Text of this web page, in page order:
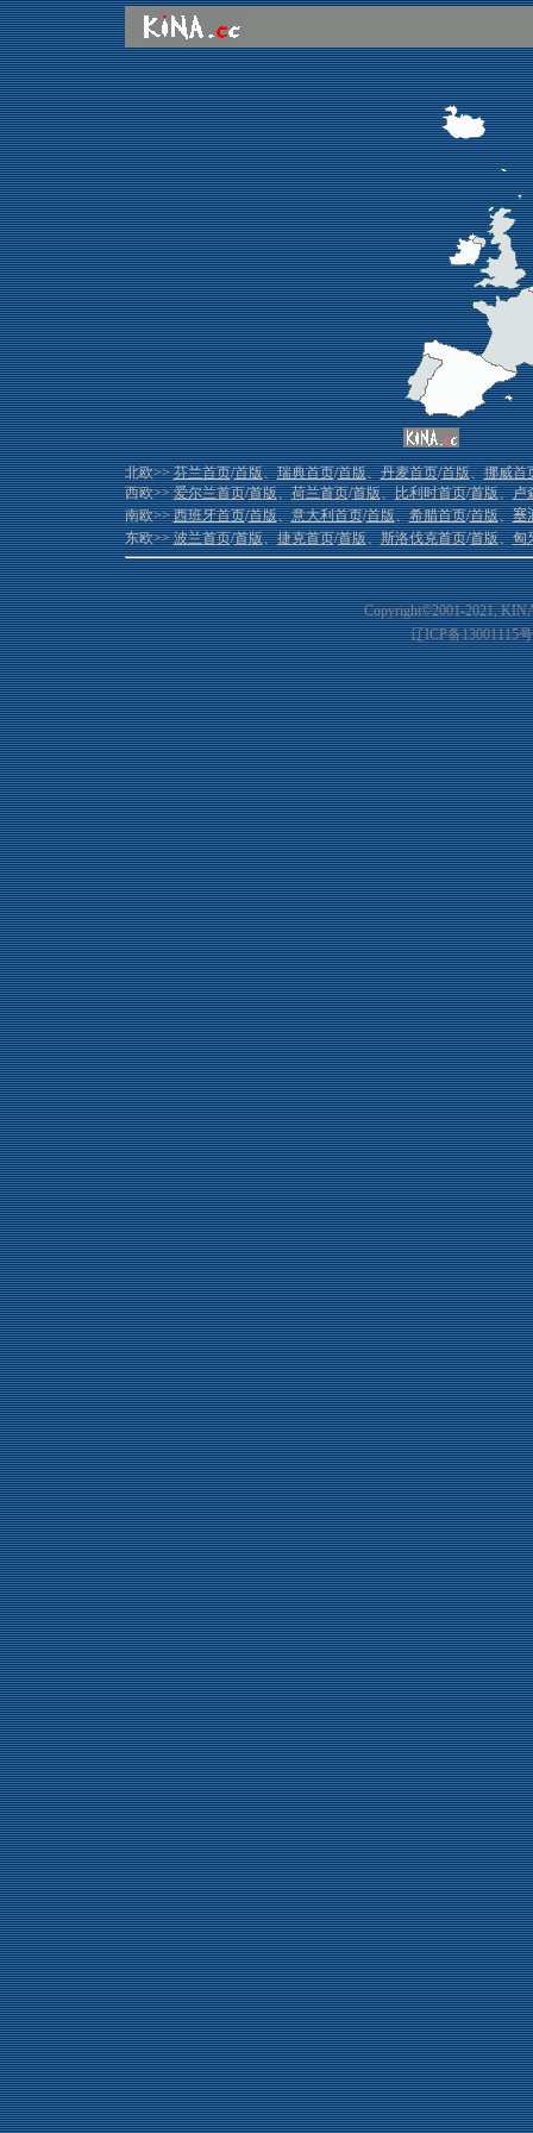
北欧>>芬兰首页/首版、瑞典首页/首版、丹麦首页/首版、挪威首
西欧>>爱尔兰首页/首版、荷兰首页/首版、比利时首页/首版、卢
南欧>>西班牙首页/首版、意大利首页/首版、希腊首页/首版、塞
东欧>>波兰首页/首版、捷克首页/首版、斯洛伐克首页/首版、匈
Copyright©2001-2021,
辽ICP备13001115